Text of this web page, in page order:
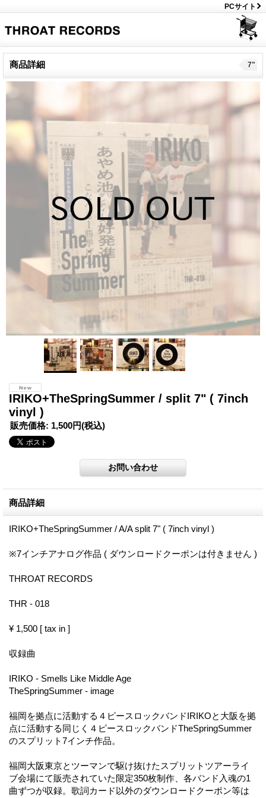
PCサイト
商品詳細 7"
IRIKO+TheSpringSummer / split 7" ( 7inch
vinyl )
販売価格: 1,500円(税込)
商品詳細
IRIKO+TheSpringSummer / A/A split 7" ( 7inch vinyl )
※7インチアナログ作品 ( ダウンロードクーポンは付きません )
THROAT RECORDS
THR - 018
¥ 1,500 [ tax in ]
収録曲
IRIKO - Smells Like Middle Age
TheSpringSummer - image
福岡を拠点に活動する４ピースロックバンドIRIKOと大阪を拠
点に活動する同じく４ピースロックバンドTheSpringSummer
のスプリット7インチ作品。
福岡大阪東京とツーマンで駆け抜けたスプリットツアーライ
ブ会場にて販売されていた限定350枚制作、各バンド入魂の1
曲ずつが収録。歌詞カード以外のダウンロードクーポン等は